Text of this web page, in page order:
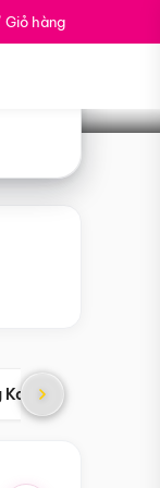
Giỏ hàng
Kong